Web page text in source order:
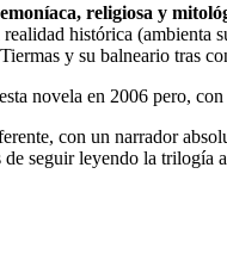
religiosa y
histórica (ambienta
y su balneario tras
novela en 2006 pero,
con un narrador
seguir leyendo la trilogía